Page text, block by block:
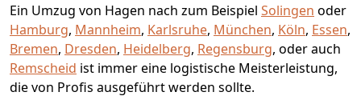
Ein Umzug von Hagen nach zum Beispiel Solingen oder
Hamburg, Mannheim, Karlsruhe, München, Köln, Essen,
Bremen, Dresden, Heidelberg, Regensburg, oder auch
Remscheid ist immer eine logistische Meisterleistung,
die von Profis ausgeführt werden sollte.